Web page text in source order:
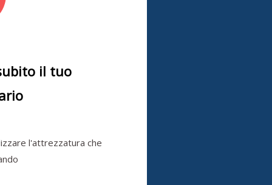
il tuo
l'attrezzatura che